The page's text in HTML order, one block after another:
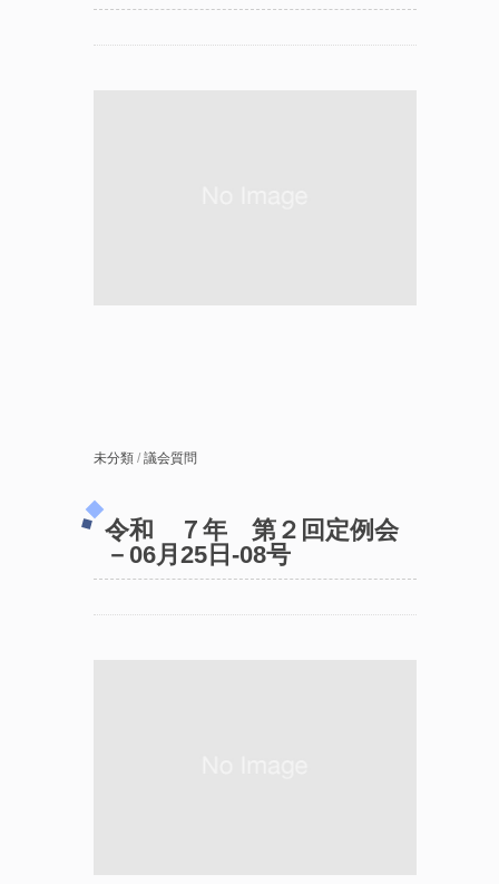
未分類/ 議会質問
令和 ７年 第２回定例会
－06月25日-08号